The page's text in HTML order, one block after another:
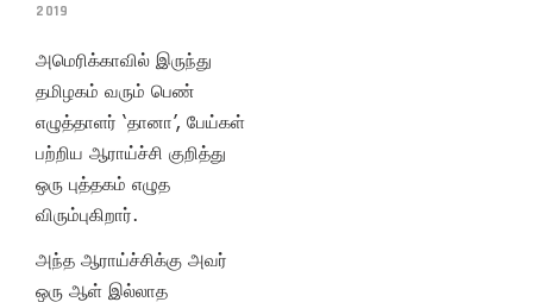
2019
அமெரிக்காவில் இருந்து
தமிழகம் வரும் பெண்
எழுத்தாளர் ‘தானா’, பேய்கள்
பற்றிய ஆராய்ச்சி குறித்து
ஒரு புத்தகம் எழுத
விரும்புகிறார்.
அந்த ஆராய்ச்சிக்கு அவர்
ஒரு ஆள் இல்லாத